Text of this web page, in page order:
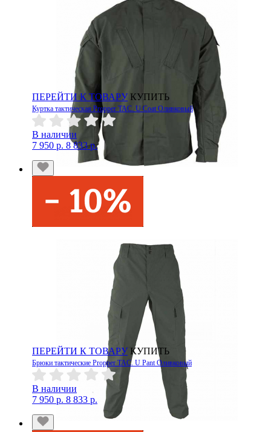
ПЕРЕЙТИ К ТОВАРУ КУПИТЬ
Куртка тактическая Propper TAC. U Coat Оливковый
В наличии
7 950 р. 8 833 р.
ПЕРЕЙТИ К ТОВАРУ КУПИТЬ
Брюки тактические Propper TAC. U Pant Оливковый
В наличии
7 950 р. 8 833 р.